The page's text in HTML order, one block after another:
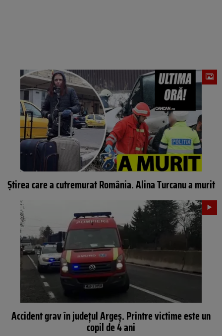
Știrea care a cutremurat România. Alina Turcanu a murit
Accident grav în județul Argeș. Printre victime este un
copil de 4 ani